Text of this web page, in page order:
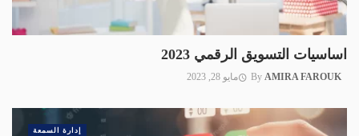
اساسيات التسويق الرقمي 2023
By AMIRA FAROUK مايو 28, 2023
إدارة السمعة